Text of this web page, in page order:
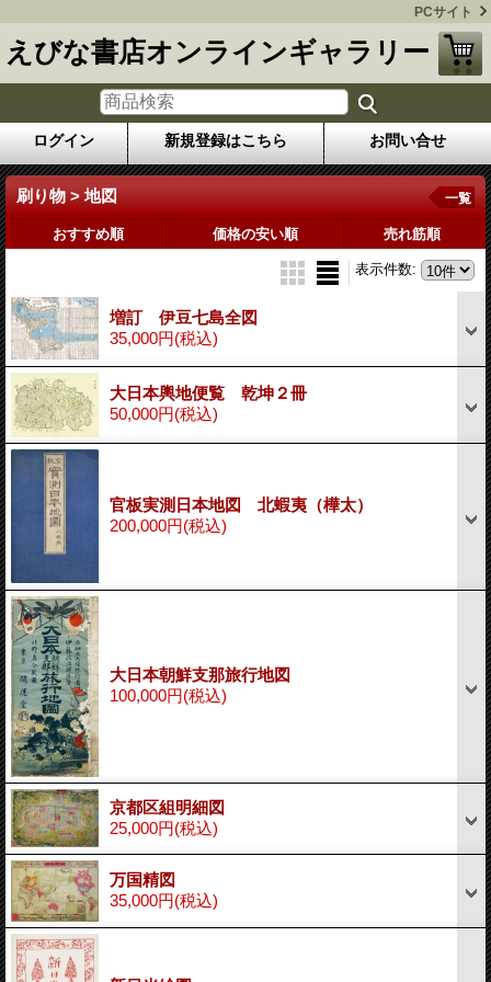
PCサイト
えびな書店オンラインギャラリー
ログイン 新規登録はこちら お問い合せ
刷り物 > 地図 一覧
おすすめ順 価格の安い順 売れ筋順
表示件数:
増訂 伊豆七島全図
35,000円(税込)
大日本輿地便覧 乾坤２冊
50,000円(税込)
官板実測日本地図 北蝦夷（樺太）
200,000円(税込)
大日本朝鮮支那旅行地図
100,000円(税込)
京都区組明細図
25,000円(税込)
万国精図
35,000円(税込)